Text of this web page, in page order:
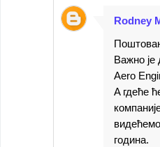
Rodney
Важно
Aero
A гдеће
година.